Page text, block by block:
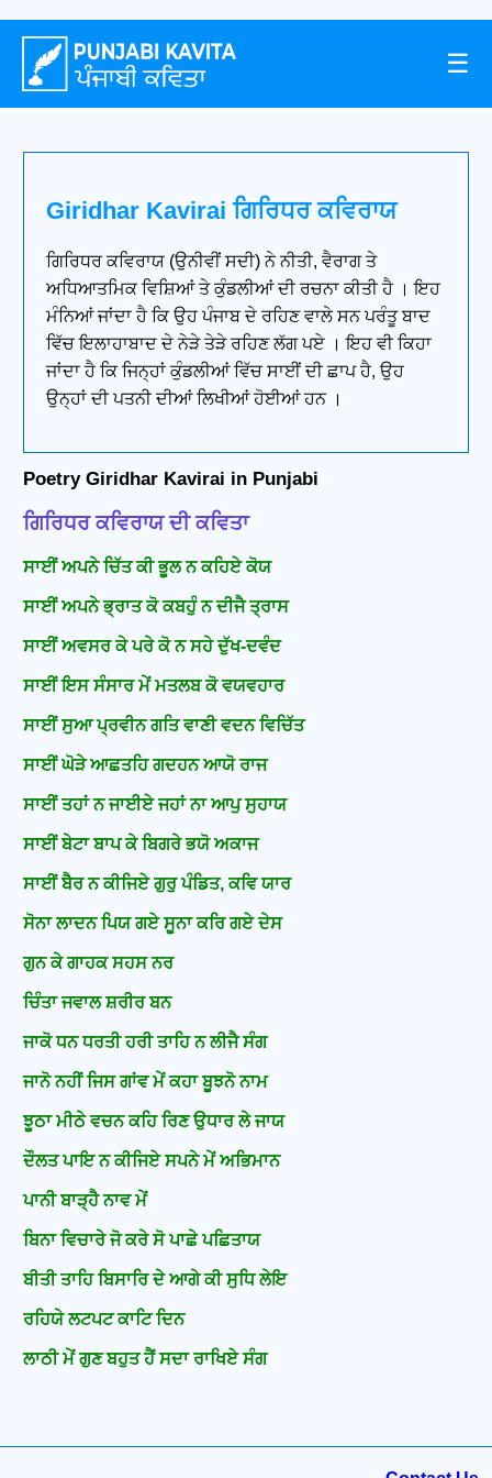
☰
Giridhar Kavirai ਗਿਰਿਧਰ ਕਵਿਰਾਯ
ਗਿਰਿਧਰ ਕਵਿਰਾਯ (ਉਨੀਵੀਂ ਸਦੀ) ਨੇ ਨੀਤੀ, ਵੈਰਾਗ ਤੇ
ਅਧਿਆਤਮਿਕ ਵਿਸ਼ਿਆਂ ਤੇ ਕੁੰਡਲੀਆਂ ਦੀ ਰਚਨਾ ਕੀਤੀ ਹੈ । ਇਹ
ਮੰਨਿਆਂ ਜਾਂਦਾ ਹੈ ਕਿ ਉਹ ਪੰਜਾਬ ਦੇ ਰਹਿਣ ਵਾਲੇ ਸਨ ਪਰੰਤੂ ਬਾਦ
ਵਿੱਚ ਇਲਾਹਾਬਾਦ ਦੇ ਨੇੜੇ ਤੇੜੇ ਰਹਿਣ ਲੱਗ ਪਏ । ਇਹ ਵੀ ਕਿਹਾ
ਜਾਂਦਾ ਹੈ ਕਿ ਜਿਨ੍ਹਾਂ ਕੁੰਡਲੀਆਂ ਵਿੱਚ ਸਾਈਂ ਦੀ ਛਾਪ ਹੈ, ਉਹ
ਉਨ੍ਹਾਂ ਦੀ ਪਤਨੀ ਦੀਆਂ ਲਿਖੀਆਂ ਹੋਈਆਂ ਹਨ ।
Poetry Giridhar Kavirai in Punjabi
ਗਿਰਿਧਰ ਕਵਿਰਾਯ ਦੀ ਕਵਿਤਾ
ਸਾਈਂ ਅਪਨੇ ਚਿੱਤ ਕੀ ਭੂਲ ਨ ਕਹਿਏ ਕੋਯ
ਸਾਈਂ ਅਪਨੇ ਭ੍ਰਾਤ ਕੋ ਕਬਹੁੰ ਨ ਦੀਜੈ ਤ੍ਰਾਸ
ਸਾਈਂ ਅਵਸਰ ਕੇ ਪਰੇ ਕੋ ਨ ਸਹੇ ਦੁੱਖ-ਦਵੰਦ
ਸਾਈਂ ਇਸ ਸੰਸਾਰ ਮੇਂ ਮਤਲਬ ਕੋ ਵਯਵਹਾਰ
ਸਾਈਂ ਸੁਆ ਪ੍ਰਵੀਨ ਗਤਿ ਵਾਣੀ ਵਦਨ ਵਿਚਿੱਤ
ਸਾਈਂ ਘੋੜੇ ਆਛਤਹਿ ਗਦਹਨ ਆਯੋ ਰਾਜ
ਸਾਈਂ ਤਹਾਂ ਨ ਜਾਈਏ ਜਹਾਂ ਨਾ ਆਪੁ ਸੁਹਾਯ
ਸਾਈਂ ਬੇਟਾ ਬਾਪ ਕੇ ਬਿਗਰੇ ਭਯੋ ਅਕਾਜ
ਸਾਈਂ ਬੈਰ ਨ ਕੀਜਿਏ ਗੁਰੁ ਪੰਡਿਤ, ਕਵਿ ਯਾਰ
ਸੋਨਾ ਲਾਦਨ ਪਿਯ ਗਏ ਸੂਨਾ ਕਰਿ ਗਏ ਦੇਸ
ਗੁਨ ਕੇ ਗਾਹਕ ਸਹਸ ਨਰ
ਚਿੰਤਾ ਜਵਾਲ ਸ਼ਰੀਰ ਬਨ
ਜਾਕੋ ਧਨ ਧਰਤੀ ਹਰੀ ਤਾਹਿ ਨ ਲੀਜੈ ਸੰਗ
ਜਾਨੋ ਨਹੀਂ ਜਿਸ ਗਾਂਵ ਮੇਂ ਕਹਾ ਬੂਝਨੋ ਨਾਮ
ਝੂਠਾ ਮੀਠੇ ਵਚਨ ਕਹਿ ਰਿਣ ਉਧਾਰ ਲੇ ਜਾਯ
ਦੌਲਤ ਪਾਇ ਨ ਕੀਜਿਏ ਸਪਨੇ ਮੇਂ ਅਭਿਮਾਨ
ਪਾਨੀ ਬਾੜ੍ਹੈ ਨਾਵ ਮੇਂ
ਬਿਨਾ ਵਿਚਾਰੇ ਜੋ ਕਰੇ ਸੋ ਪਾਛੇ ਪਛਿਤਾਯ
ਬੀਤੀ ਤਾਹਿ ਬਿਸਾਰਿ ਦੇ ਆਗੇ ਕੀ ਸੁਧਿ ਲੇਇ
ਰਹਿਯੇ ਲਟਪਟ ਕਾਟਿ ਦਿਨ
ਲਾਠੀ ਮੇਂ ਗੁਣ ਬਹੁਤ ਹੈਂ ਸਦਾ ਰਾਖਿਏ ਸੰਗ